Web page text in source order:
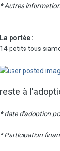
* Autres
La portée :
14 petits tous
reste à
* date d'adoption
* Participation